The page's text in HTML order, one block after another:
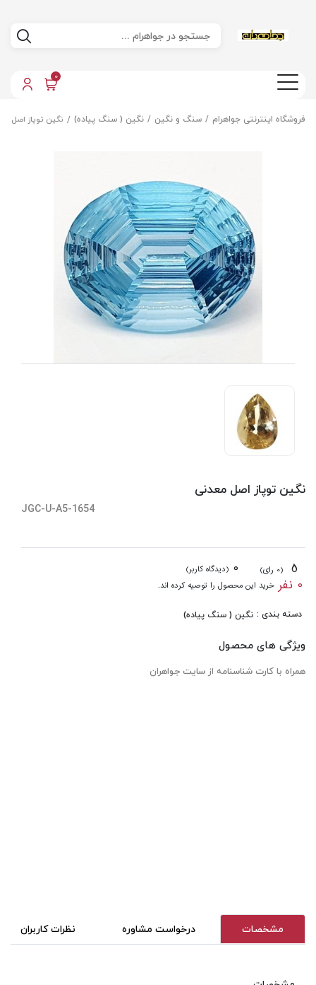
0
فروشگاه اینترنتی جواهرام سنگ و نگین نگین ( سنگ پیاده) نگین توپاز اصل
نگین توپاز اصل معدنی
JGC-U-A5-1654
(0 رای) 0 (دیدگاه کاربر)
0 نفر خرید این محصول را توصیه کرده اند.
دسته بندی : نگین ( سنگ پیاده)
ویژگی های محصول
همراه با کارت شناسنامه از سایت جواهران
مشخصات درخواست مشاوره نظرات کاربران